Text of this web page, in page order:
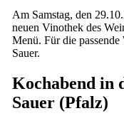
Am Samstag, den
neuen Vinothek des
Menü. Für die
Sauer.
Kochabend in
Sauer (Pfalz)